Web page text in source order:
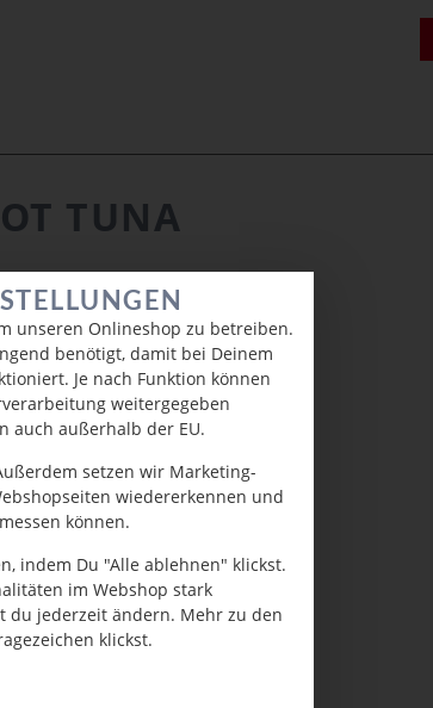
unseren Onlineshop zu betreiben.
benötigt, damit bei Deinem
Je nach Funktion können
weitergegeben
auch außerhalb der EU.
setzen wir Marketing-
wiedererkennen und
können.
indem Du "Alle ablehnen" klickst.
im Webshop stark
du jederzeit ändern. Mehr zu den
klickst.
TUNA